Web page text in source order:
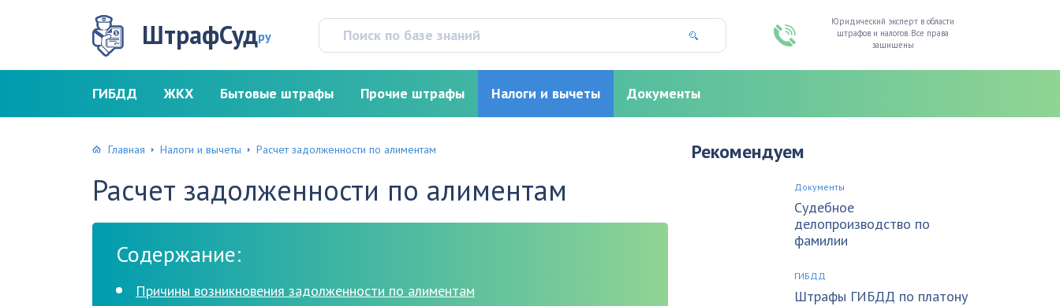
ШтрафСудру
Юридический эксперт в области
штрафов и налогов. Все права
защищены
ГИБДД ЖКХ Бытовые штрафы Прочие штрафы Налоги и вычеты Документы
Главная Налоги и вычеты Расчет задолженности по алиментам
Расчет задолженности по алиментам
Содержание:
Причины возникновения задолженности по алиментам
Рекомендуем
Документы
Судебное
делопроизводство по
фамилии
ГИБДД
Штрафы ГИБДД по платону